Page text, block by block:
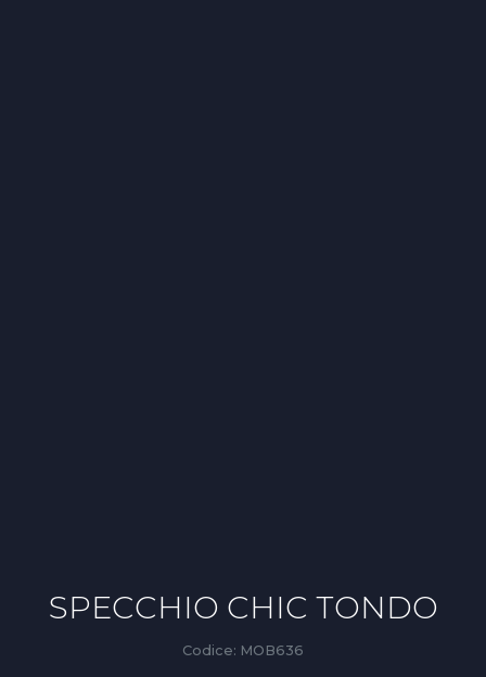
SPECCHIO CHIC TONDO
Codice: MOB636